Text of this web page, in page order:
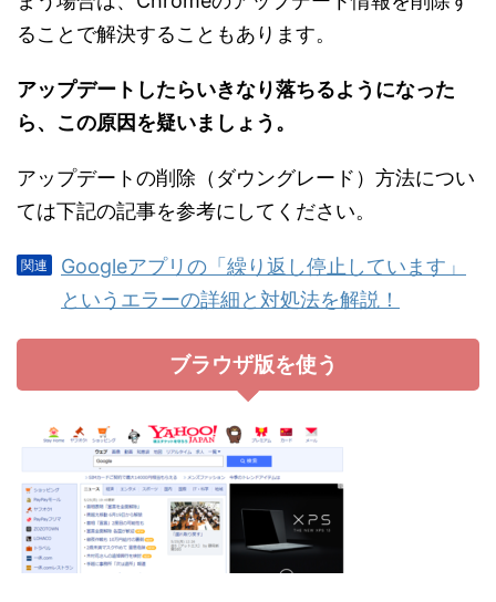
ることで解決することもあります。
アップデートしたらいきなり落ちるようになった
ら、この原因を疑いましょう。
アップデートの削除（ダウングレード）方法につい
ては下記の記事を参考にしてください。
Googleアプリの「繰り返し停止しています」
というエラーの詳細と対処法を解説！
ブラウザ版を使う